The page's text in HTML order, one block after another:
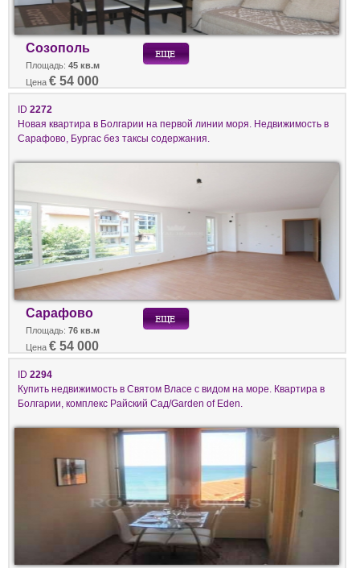
Созополь
Площадь: 45 кв.м
Цена € 54 000
ID 2272
Новая квартира в Болгарии на первой линии моря. Недвижимость в
Сарафово, Бургас без таксы содержания.
Сарафово
Площадь: 76 кв.м
Цена € 54 000
ID 2294
Купить недвижимость в Святом Власе с видом на море. Квартира в
Болгарии, комплекс Райский Сад/Garden of Eden.